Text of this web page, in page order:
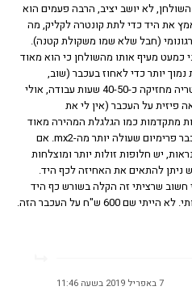
לא יושב יציב, הרבה פעמים הוא
את היד כדי לתת קונטרה לקליק, מה
(חבל שלא שמו משקולת קטנה).
כמעט מעיף אותו מהשולחן כי הוא מאוד
נמוך יותר כדי לאחוז בעכבר (שוב,
משקולת הייתה עוזרת). הבטריה מחזיקה כ-40-50 שעות עבודה, אולי
פיזית על העכבר (אין לי את
מתקדמות כמו הגלגלת המהירה מאוד
מורגש וזה ממש מאכזב מעכבר פרימיום שעולה יותר מה-mx2. אם
יש חלופות זולות יותר ומוצלחות
שרציתי זה הקלה בשורש כף היד
600 ש"ח על העכבר הזה.
7 באפריל 2019 בשעה 11:46